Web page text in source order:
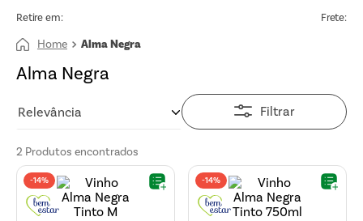
Retire em: Frete:
Alma Negra
Alma Negra
Relevância Filtrar
2 Produtos
-14% -14%